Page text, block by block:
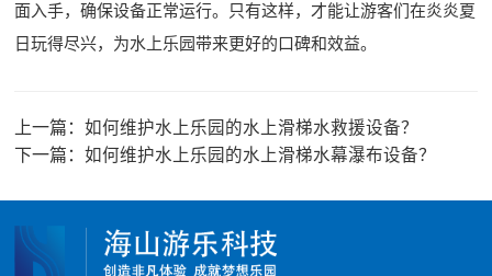
面入手，确保设备正常运行。只有这样，才能让游客们在炎炎夏
日玩得尽兴，为水上乐园带来更好的口碑和效益。
上一篇：如何维护水上乐园的水上滑梯水救援设备？
下一篇：如何维护水上乐园的水上滑梯水幕瀑布设备？